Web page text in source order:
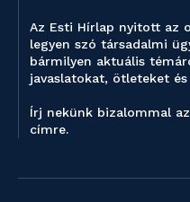
Az Esti Hírlap nyitott az
legyen szó társadalmi
bármilyen aktuális
javaslatokat, ötleteket és
Írj nekünk bizalommal
címre.